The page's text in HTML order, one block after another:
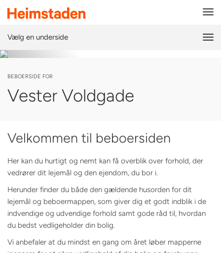
Vælg en underside
BEBOERSIDE FOR
Vester Voldgade
Velkommen til beboersiden
Her kan du hurtigt og nemt kan få overblik over forhold, der
vedrører dit lejemål og den ejendom, du bor i.
Herunder finder du både den gældende husorden for dit
lejemål og beboermappen, som giver dig et godt indblik i de
indvendige og udvendige forhold samt gode råd til, hvordan
du bedst vedligeholder din bolig.
Vi anbefaler at du mindst en gang om året løber mapperne